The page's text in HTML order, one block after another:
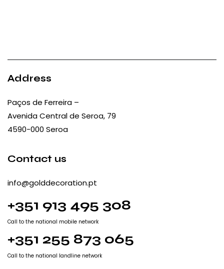
Address
Paços de Ferreira –
Avenida Central de Seroa, 79
4590-000 Seroa
Contact us
info@golddecoration.pt
+351 913 495 308
Call to the national mobile network
+351 255 873 065
Call to the national landline network